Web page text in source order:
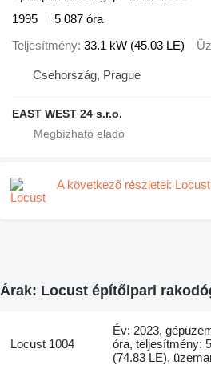
1995
5 087 óra
Teljesítmény 33.1 kW (45.03 LE)
Csehország, Prague
EAST WEST 24 s.r.o.
A következő részletei: Locust
Árak: Locust építőipari
Locust 1004
Év: 2023,
óra, teljesítmény:
(74.83 LE),